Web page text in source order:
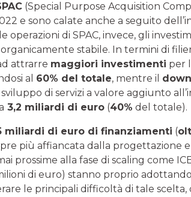
(Special Purpose Acquisition
e sono calate anche a seguito
di SPAC, invece, gli
stabile. In termini di
attrarre maggiori investimenti per
al 60% del totale, mentre il
di servizi a valore aggiunto
3,2 miliardi di euro (40% del totale).
miliardi di euro di finanziamenti (
più affiancata dalla progettazione e
prossime alla fase di scaling come
di euro) stanno proprio
le principali difficoltà di tale scelta,